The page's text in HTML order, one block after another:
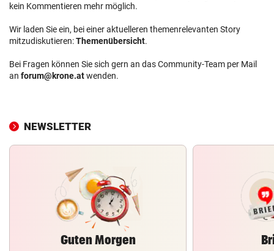
kein Kommentieren mehr möglich.
Wir laden Sie ein, bei einer aktuelleren themenrelevanten Story
mitzudiskutieren:Themenübersicht.
Bei Fragen können Sie sich gern an das Community-Team per Mail
an forum@krone.atwenden.
NEWSLETTER
Guten Morgen